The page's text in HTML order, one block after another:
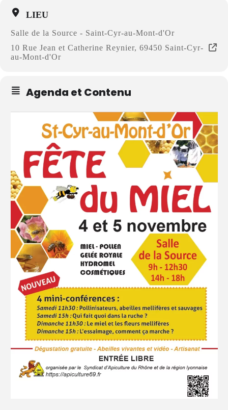
LIEU
Salle de la Source - Saint-Cyr-au-Mont-d'Or
10 Rue Jean et Catherine Reynier, 69450 Saint-Cyr-
au-Mont-d'Or
Agenda et Contenu